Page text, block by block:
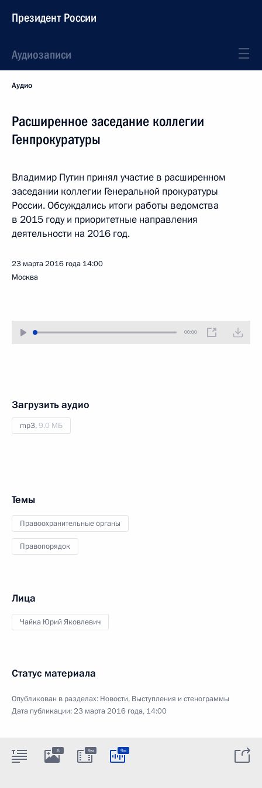
Президент России
Аудиозаписи
Аудио
Расширенное заседание коллегии
Генпрокуратуры
Владимир Путин принял участие в расширенном
заседании коллегии Генеральной прокуратуры
России. Обсуждались итоги работы ведомства
в 2015 году и приоритетные направления
деятельности на 2016 год.
23 марта 2016 года 14:00
Москва
00:00
Загрузить аудио
mp3,9.0 МБ
Темы
Правоохранительные органы
Правопорядок
Лица
Чайка Юрий Яковлевич
Статус материала
Опубликован в разделах: Новости, Выступления и стенограммы
Дата публикации:23 марта 2016 года, 14:00
6 9м 9м